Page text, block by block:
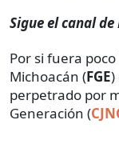
Sigue el canal
Por si fuera
Michoacán (FGE)
perpetrado por
Generación (